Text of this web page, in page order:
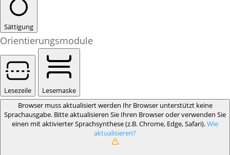
Sättigung
Orientierungsmodule
Lesezeile
Lesemaske
Browser muss aktualisiert werden Ihr Browser unterstützt keine
Sprachausgabe. Bitte aktualisieren Sie Ihren Browser oder verwenden Sie
einen mit aktivierter Sprachsynthese (z.B. Chrome, Edge, Safari).Wie
aktualisieren?